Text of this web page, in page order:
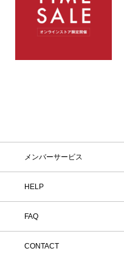
メンバーサービス
HELP
FAQ
CONTACT